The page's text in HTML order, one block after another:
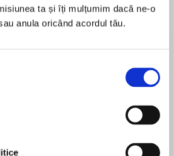
ta și îți mulțumim dacă ne-o
anula oricând acordul tău.
Pick for President Barack
and Mark Zuckerberg
of humanity’s creation
#1 international bestseller—
ways in which biology and
us and enhanced our
lumea intr un mod diferit.